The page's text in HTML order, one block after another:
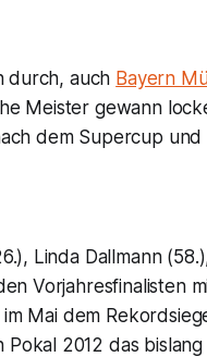
durch, auch Bayern
Meister gewann
dem Supercup
Linda Dallmann
Vorjahresfinalisten
Mai dem
2012 das